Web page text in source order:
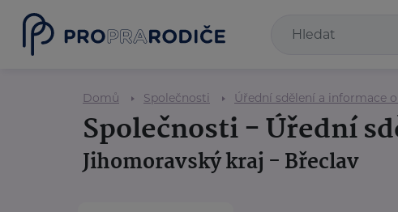
Domů Společnosti Úřední sdělení a informace
Společnosti - Úřední
Jihomoravský kraj - Břeclav